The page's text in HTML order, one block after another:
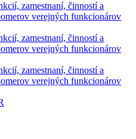
zamestnaní, činností a
verejných funkcionárov
zamestnaní, činností a
verejných funkcionárov
zamestnaní, činností a
verejných funkcionárov